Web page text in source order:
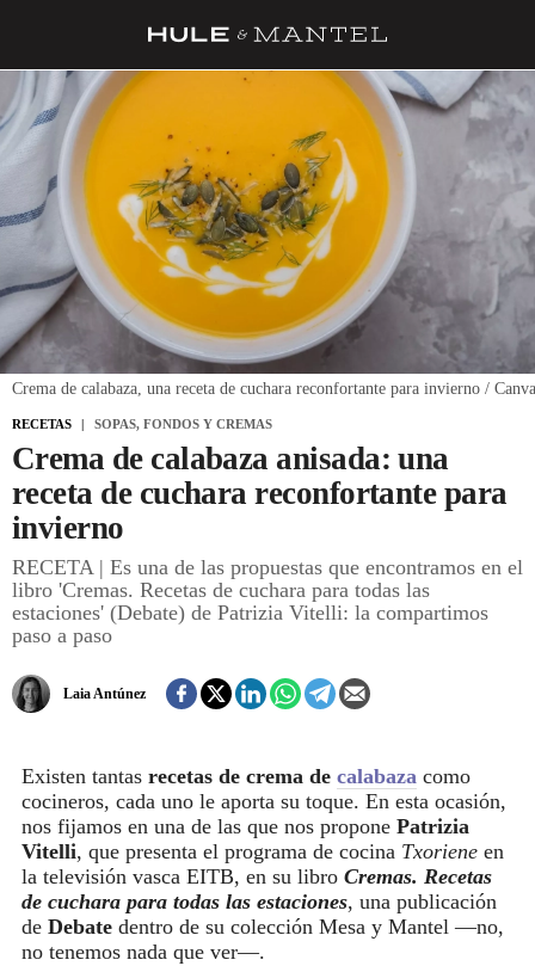
RECETAS
TRUCOS
DESPENSA
BARRAS Y ESTRELLAS
DÓNDE COMER
ÍDOLOS DE MESAS
CUADERNO DE VIAJE
TRADICIÓN
MENÚ DEL DÍA
REGISTRO
RECETAS SOPAS, FONDOS Y CREMAS
Crema de calabaza anisada: una
receta de cuchara reconfortante para
invierno
RECETA | Es una de las propuestas que encontramos en el
libro 'Cremas. Recetas de cuchara para todas las
estaciones' (Debate) de Patrizia Vitelli: la compartimos
paso a paso
Laia Antúnez
Crema de calabaza, una receta de cuchara reconfortante para invierno / Canva
Existen tantas recetas de crema de calabaza como
cocineros, cada uno le aporta su toque. En esta ocasión,
nos fijamos en una de las que nos propone Patrizia
Vitelli, que presenta el programa de cocina Txoriene en
la televisión vasca EITB, en su libro Cremas. Recetas
de cuchara para todas las estaciones, una publicación
de Debate dentro de su colección Mesa y Mantel —no,
no tenemos nada que ver—.